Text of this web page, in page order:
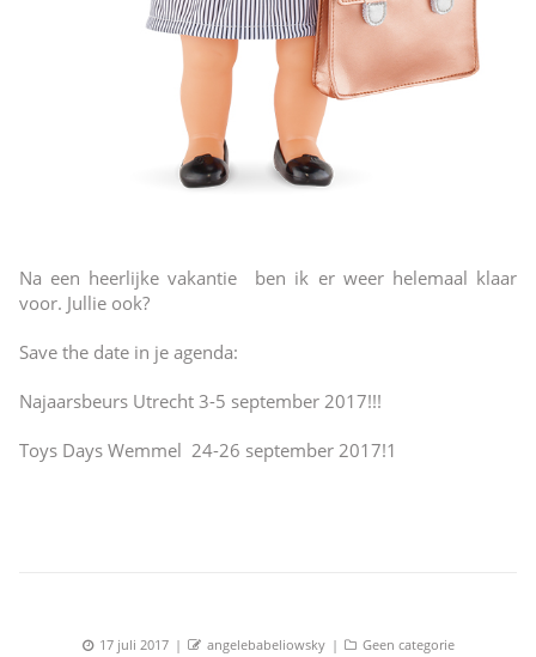
Na een heerlijke vakantie ben ik er weer helemaal klaar
voor. Jullie ook?
Save the date in je agenda:
Najaarsbeurs Utrecht 3-5 september 2017!!!
Toys Days Wemmel 24-26 september 2017!1
Posted
17 juli 2017 Author
angelebabeliowsky Categories
Geen categorie